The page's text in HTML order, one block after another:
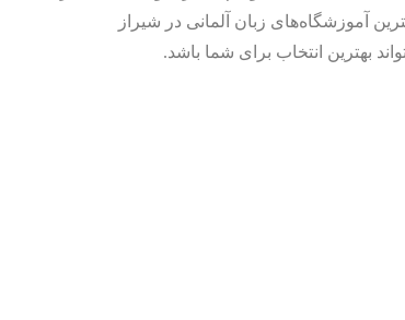
آموزشگاه‌های زبان آلمانی در شیراز
بهترین انتخاب برای شما باشد.